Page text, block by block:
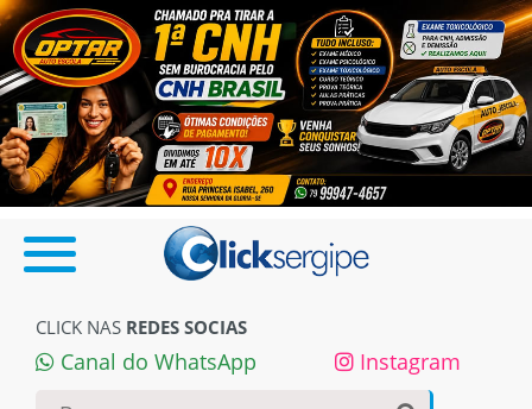
CLICK NAS REDES SOCIAS
Canal do WhatsApp Instagram